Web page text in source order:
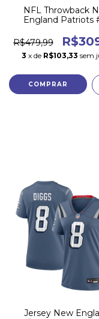
NFL Throwback
England Patriots
R$479,99
3 x de R$103,33 sem
COMPRAR
Jersey New